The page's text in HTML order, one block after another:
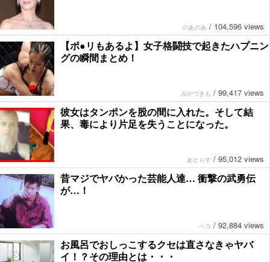
のあのあ / 104,596 views
【ポ●リもあるよ】女子格闘技で起きたハプニン
グの瞬間まとめ！
みかづきも / 99,417 views
彼女はタンポンを股の間に入れた。そして結
果、毒により片足を失うことになった。
あとらす / 95,012 views
昔マジでヤバかった芸能人達… 衝撃の武勇伝
が…！
ペコ / 92,884 views
お風呂でおしっこするクセは直さなきゃヤバ
イ！？その理由とは・・・